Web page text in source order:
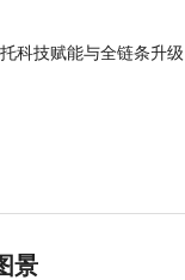
科技赋能与全链条升
景